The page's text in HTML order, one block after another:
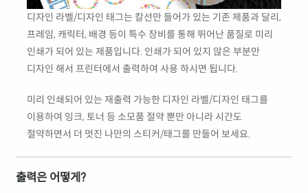
디자인 라벨/디자인 태그는 칼선만 들어가 있는 기존 제품과 달리,
프레임, 캐릭터, 배경 등이 특수 장비를 통해 뛰어난 품질로 미리
인쇄가 되어 있는 제품입니다. 인쇄가 되어 있지 않은 부분만
디자인 해서 프린터에서 출력하여 사용 하시면 됩니다.
미리 인쇄되어 있는 재출력 가능한 디자인 라벨/디자인 태그를
이용하여 잉크, 토너 등 소모품 절약 뿐만 아니라 시간도
절약하면서 더 멋진 나만의 스티커/태그를 만들어 보세요.
출력은 어떻게?